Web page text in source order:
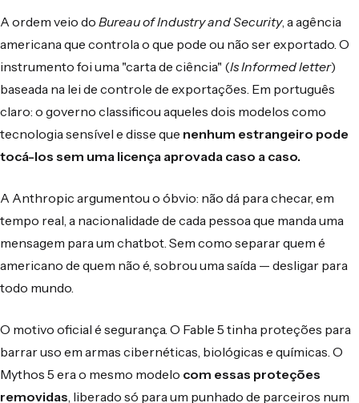
A ordem veio do Bureau of Industry and Security, a agência
americana que controla o que pode ou não ser exportado. O
instrumento foi uma "carta de ciência" (Is Informed letter)
baseada na lei de controle de exportações. Em português
claro: o governo classificou aqueles dois modelos como
tecnologia sensível e disse que nenhum estrangeiro pode
tocá-los sem uma licença aprovada caso a caso.
A Anthropic argumentou o óbvio: não dá para checar, em
tempo real, a nacionalidade de cada pessoa que manda uma
mensagem para um chatbot. Sem como separar quem é
americano de quem não é, sobrou uma saída — desligar para
todo mundo.
O motivo oficial é segurança. O Fable 5 tinha proteções para
barrar uso em armas cibernéticas, biológicas e químicas. O
Mythos 5 era o mesmo modelo com essas proteções
removidas, liberado só para um punhado de parceiros num